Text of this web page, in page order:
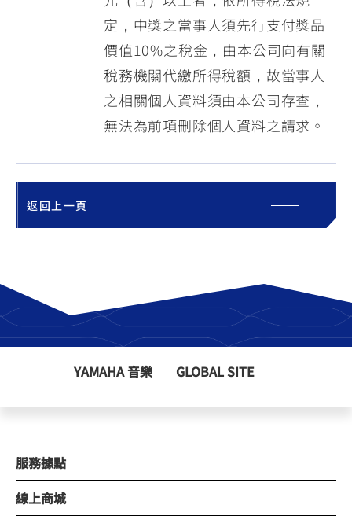
定，中獎之當事人須先行支付獎品
價值10%之稅金，由本公司向有關
稅務機關代繳所得稅額，故當事人
之相關個人資料須由本公司存查，
無法為前項刪除個人資料之請求。
返回上一頁
YAMAHA 音樂 GLOBAL SITE
服務據點
線上商城